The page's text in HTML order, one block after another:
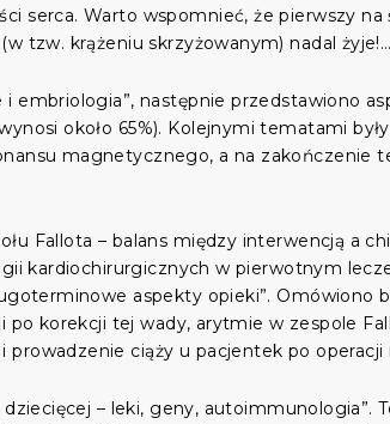
serca. Warto wspomnieć, że pierwszy na
tzw. krążeniu skrzyżowanym) nadal żyje!…
embriologia”, następnie przedstawiono
około 65%). Kolejnymi tematami
magnetycznego, a na zakończenie
Fallota – balans między interwencją a
kardiochirurgicznych w pierwotnym
aspekty opieki”. Omówiono
po korekcji tej wady, arytmie w zespole
ciąży u pacjentek po operacji
– leki, geny, autoimmunologia”.